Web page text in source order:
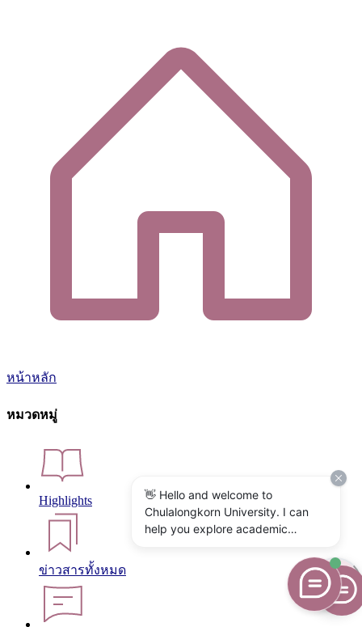
หน้าหลัก
หมวดหมู่
Highlights
ข่าวสารทั้งหมด
👋 Hello and welcome to
Chulalongkorn University. I can
help you explore academic